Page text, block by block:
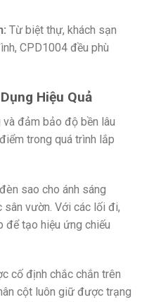
Từ biệt thự, khách sạn
CPD1004 đều phù
Hiệu Quả
đảm bảo độ bền lâu
trong quá trình lắp
sao cho ánh sáng
sân vườn. Với các lối đi,
để tạo hiệu ứng chiếu
cố định chắc chắn trên
cột luôn giữ được trạng